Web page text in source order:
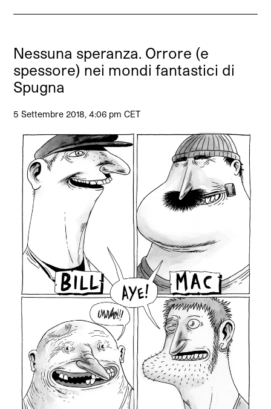
Nessuna speranza. Orrore (e
spessore) nei mondi fantastici di
Spugna
5 Settembre 2018, 4:06 pm CET